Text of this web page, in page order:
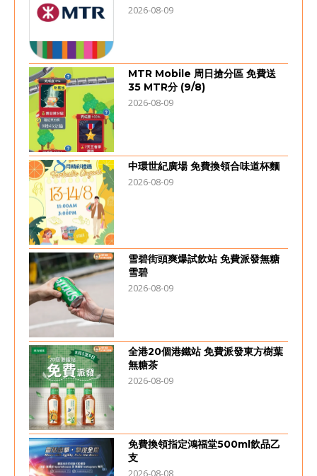
2026-08-09
MTR Mobile 周日搶分區 免費送
35 MTR分 (9/8)
2026-08-09
中環世紀廣場 免費換領合味道杯麵
2026-08-09
雪碧街頭爽爆試飲站 免費派發無糖
雪碧
2026-08-09
全港20個港鐵站 免費派發東方樹葉
無糖茶
2026-08-09
免費換領指定鴻福堂500ml飲品乙
支